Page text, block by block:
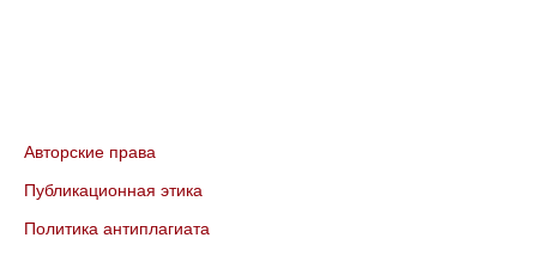
Авторские права
Публикационная этика
Политика антиплагиата